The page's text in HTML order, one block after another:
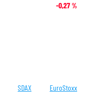
-0,27%
SDAX EuroStoxx